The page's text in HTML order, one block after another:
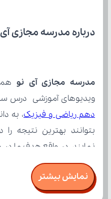
درباره مدرسه مجازی
مدرسه مجازی آی نو
ویدیوهای آموزشی درس سیزدهم 3 از
دهم ریاضی و فیزیک
نمایش بیشتر